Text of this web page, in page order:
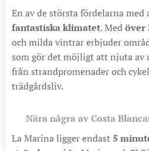
En av de största fördelarna
fantastiska klimatet. Medöver
och milda vintrar erbjuder
som gör det möjligt att njuta av
från strandpromenader och
trädgårdsliv.
Nära några av Costa
La Marina ligger endast5